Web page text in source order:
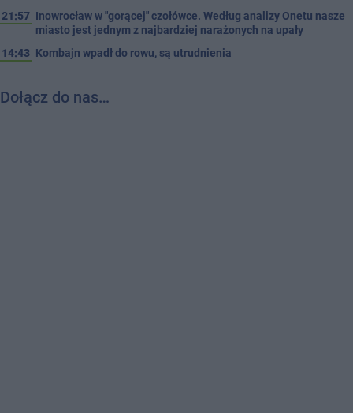
21:57 Inowrocław w "gorącej" czołówce. Według analizy Onetu nasze
miasto jest jednym z najbardziej narażonych na upały
14:43 Kombajn wpadł do rowu, są utrudnienia
Dołącz do nas…